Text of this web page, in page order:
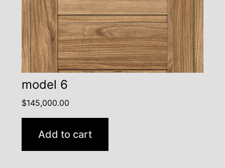
model 6
$145,000.00
Add to cart